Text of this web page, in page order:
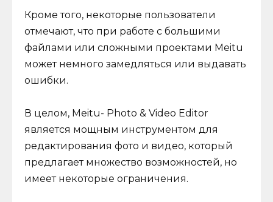
Кроме того, некоторые пользователи
отмечают, что при работе с большими
файлами или сложными проектами Meitu
может немного замедляться или выдавать
ошибки.
В целом, Meitu- Photo & Video Editor
является мощным инструментом для
редактирования фото и видео, который
предлагает множество возможностей, но
имеет некоторые ограничения.